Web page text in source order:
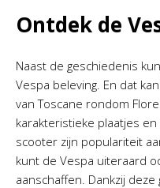
Ontdek de
Naast de geschiedenis
Vespa beleving. En dat
van Toscane rondom
karakteristieke plaatjes
scooter zijn populariteit
kunt de Vespa uiteraard
aanschaffen. Dankzij